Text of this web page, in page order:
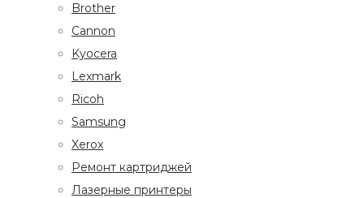
Brother
Cannon
Kyocera
Lexmark
Ricoh
Samsung
Xerox
Ремонт картриджей
Лазерные принтеры